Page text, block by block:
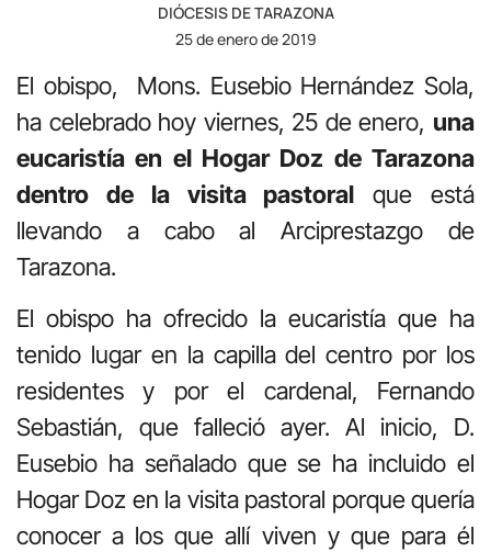
DIÓCESIS DE TARAZONA
25 de enero de 2019
El obispo, Mons. Eusebio Hernández Sola,
ha celebrado hoy viernes, 25 de enero, una
eucaristía en el Hogar Doz de Tarazona
dentro de la visita pastoral que está
llevando a cabo al Arciprestazgo de
Tarazona.
El obispo ha ofrecido la eucaristía que ha
tenido lugar en la capilla del centro por los
residentes y por el cardenal, Fernando
Sebastián, que falleció ayer. Al inicio, D.
Eusebio ha señalado que se ha incluido el
Hogar Doz en la visita pastoral porque quería
conocer a los que allí viven y que para él